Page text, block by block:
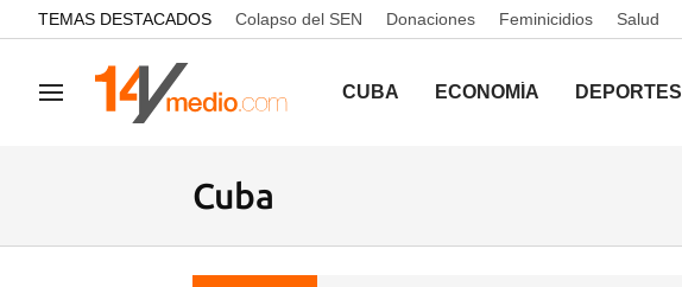
common.go-to-content
TEMAS DESTACADOS Colapso del SEN Donaciones Feminicidios Salud
Navegación CUBA ECONOMÍA DEPORTES
Cuba